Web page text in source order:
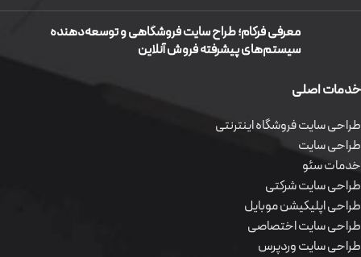
معرفی فرکام؛ طراح سایت فروشگاهی و توسعه‌دهنده
سیستم‌های پیشرفته فروش آنلاین
خدمات اصلی
طراحی سایت فروشگاه اینترنتی
طراحی سایت
خدمات سئو
طراحی سایت شرکتی
طراحی اپلیکیشن موبایل
طراحی سایت اختصاصی
طراحی سایت وردپرس